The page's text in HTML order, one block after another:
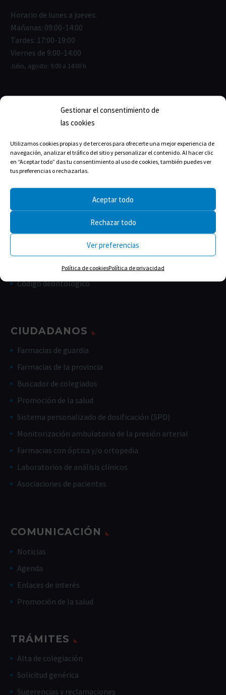
Gestionar el consentimiento de
las cookies
Utilizamos cookies propias y de terceros para ofrecerte una mejor experiencia de
navegación, analizar el tráfico del sitio y personalizar el contenido. Al hacer clic
en “Aceptar todo” das tu consentimiento al uso de cookies, también puedes ver
tus preferencias o rechazarlas.
Aceptar todo
Rechazar todo
Ver preferencias
Política de cookiesPolítica de privacidad
Horario de lunes a jueves:
Mañanas: 09:00-14:00
Tardes: 17:00-19:00
Viernes de 9:00-14:00
Julio, agosto: 9:00 a 14:00 h
ENLACES ÚTILES
Junta de Gobierno
Estructura del Colegio
La historia
TRANSPARENCIA
Código deontológico
CIUDADANOS
Farmacias de guardia
Farmacias de la provincia
Buscador de colegiados
Promoción de la salud
Sistema personalizado de dosificación (SPD)
Monitorización ambulatoria de la presión arterial
Farmacias con óptica y/o ortopedia
Laboratorios de análisis clínicos
Asociaciones de pacientes
COMUNICACIÓN
Noticias
Agenda
Enlaces de interés
Promoción de la salud
TRÁMITES
Alta de colegiación
Solicitud genérica
Sugerencias y reclamaciones